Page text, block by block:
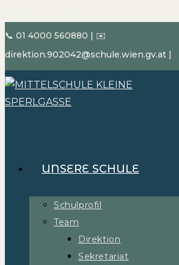
📞 01 4000 560880 | ✉️
direktion.902042@schule.wien.gv.at |
UNSERE SCHULE
Schulprofil
Team
Direktion
Sekretariat